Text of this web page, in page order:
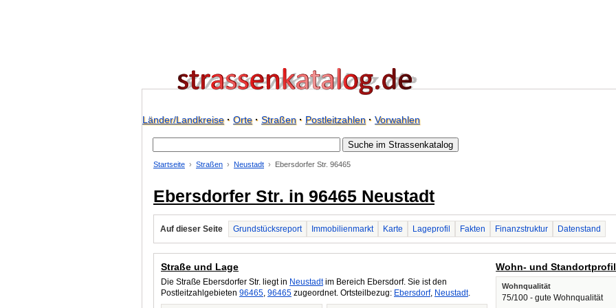
Länder/Landkreise· Orte· Straßen· Postleitzahlen· Vorwahlen
Startseite Straßen Neustadt Ebersdorfer Str. 96465
Ebersdorfer Str. in 96465 Neustadt
Auf dieser Seite Grundstücksreport Immobilienmarkt Karte Lageprofil Fakten Finanzstruktur Datenstand
Straße und Lage
Die Straße Ebersdorfer Str. liegt in Neustadtim Bereich Ebersdorf. Sie ist den
Postleitzahlgebieten 96465, 96465 zugeordnet. Ortsteilbezug: Ebersdorf, Neustadt.
Wohn- und Standortprofil
Wohnqualität
75/100 - gute Wohnqualität